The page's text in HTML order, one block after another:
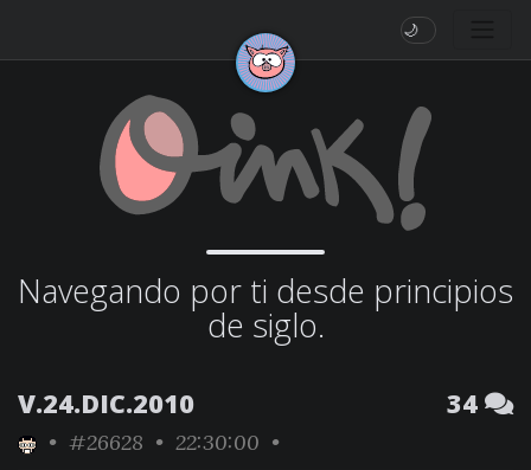
🌙
Navegando por ti desde principios
de siglo.
V.24.DIC.2010 34
• #26628 • 22:30:00 •